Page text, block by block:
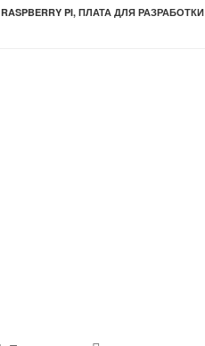
RASPBERRY PI, ПЛАТА ДЛЯ РАЗРАБОТКИ